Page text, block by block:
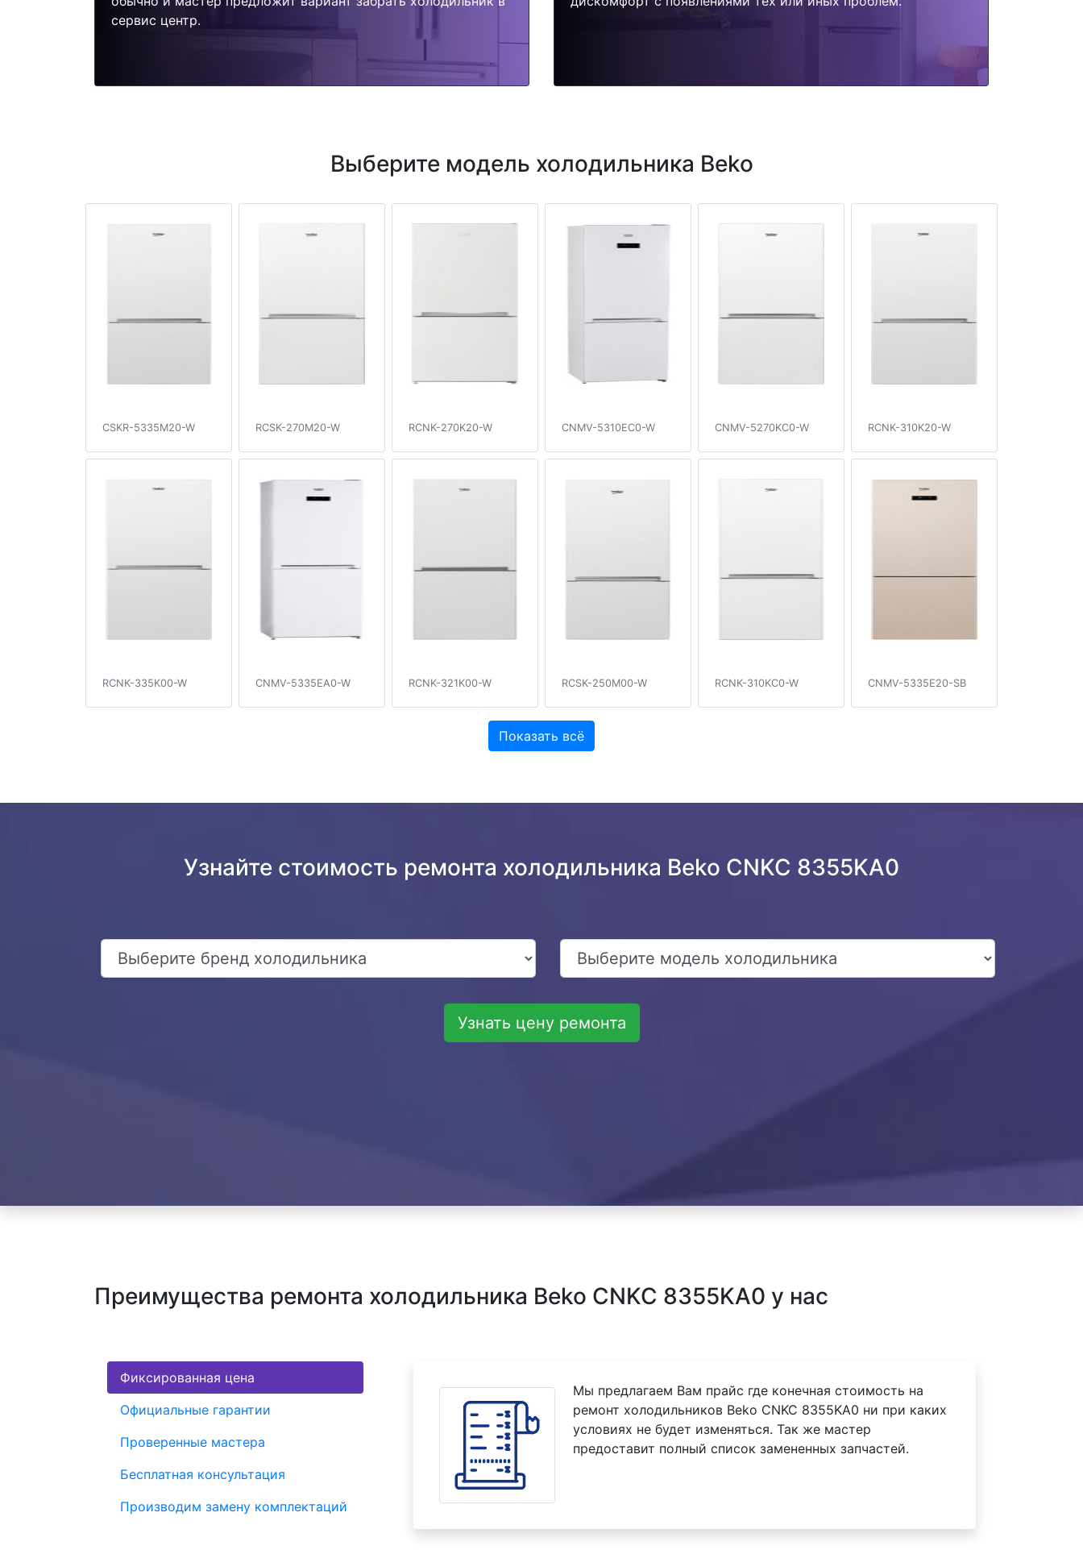
сервис центр.
Выберите модель холодильника Beko
CSKR-5335M20-W RCSK-270M20-W RCNK-270K20-W CNMV-5310EC0-W CNMV-5270KC0-W RCNK-310K20-W
RCNK-335K00-W CNMV-5335EA0-W RCNK-321K00-W RCSK-250M00-W RCNK-310KC0-W CNMV-5335E20-SB
Показать всё
Узнайте стоимость ремонта холодильника Beko CNKC 8355KA0
Узнать цену ремонта
Преимущества ремонта холодильника Beko CNKC 8355KA0 у нас
Фиксированная цена
Официальные гарантии
Проверенные мастера
Бесплатная консультация
Производим замену комплектаций
Мы предлагаем Вам прайс где конечная стоимость на
ремонт холодильников Beko CNKC 8355KA0 ни при каких
условиях не будет изменяться. Так же мастер
предоставит полный список замененных запчастей.